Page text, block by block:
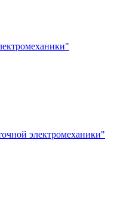
электромеханики"